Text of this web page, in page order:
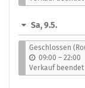
s
Sa, 9.5.
Geschlossen
09:00 –b
i
s
22:00
Verkauf beendet